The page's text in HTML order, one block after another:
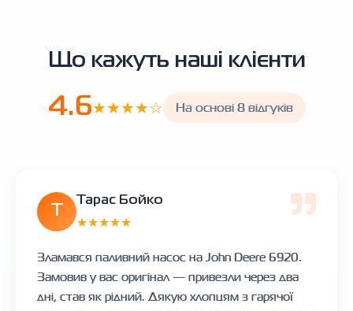
Що кажуть наші клієнти
4.6★★★★☆ На основі 8 відгуків
Тарас Бойко
★★★★★
Зламався паливний насос на John Deere 6920.
Замовив у вас оригінал — привезли через два
дні, став як рідний. Дякую хлопцям з гарячої